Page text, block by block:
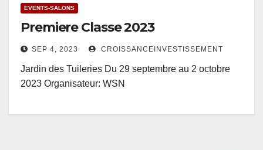
EVENTS-SALONS
Premiere Classe 2023
SEP 4, 2023 CROISSANCEINVESTISSEMENT
Jardin des Tuileries Du 29 septembre au 2 octobre
2023 Organisateur: WSN